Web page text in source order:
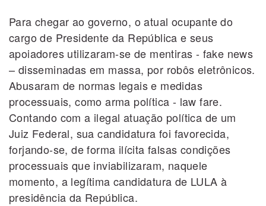
Para chegar ao governo, o atual ocupante do
cargo de Presidente da República e seus
apoiadores utilizaram-se de mentiras - fake news
– disseminadas em massa, por robôs eletrônicos.
Abusaram de normas legais e medidas
processuais, como arma política - law fare.
Contando com a ilegal atuação política de um
Juiz Federal, sua candidatura foi favorecida,
forjando-se, de forma ilícita falsas condições
processuais que inviabilizaram, naquele
momento, a legítima candidatura de LULA à
presidência da República.